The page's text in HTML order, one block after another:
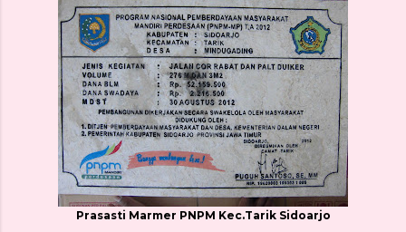
Prasasti Marmer PNPM Kec.Tarik Sidoarjo